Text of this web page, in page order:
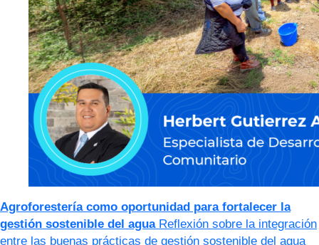
Agroforestería como oportunidad para fortalecer la
gestión sostenible del agua Reflexión sobre la integración
entre las buenas prácticas de gestión sostenible del agua